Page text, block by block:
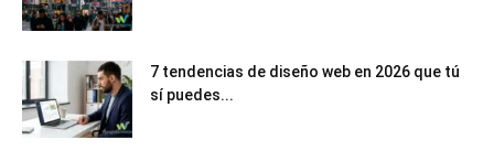
7 tendencias de diseño web en 2026 que tú
sí puedes...